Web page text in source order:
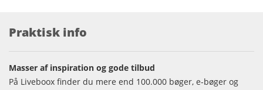
Praktisk info
Masser af inspiration og gode tilbud
På Liveboox finder du mere end 100.000 bøger, e-bøger og